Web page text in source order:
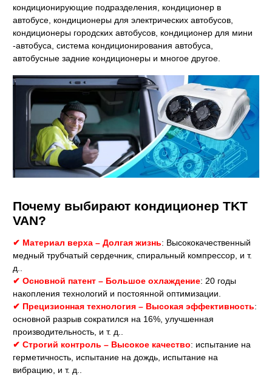
кондиционирующие подразделения, кондиционер в
автобусе, кондиционеры для электрических автобусов,
кондиционеры городских автобусов, кондиционер для мини
-автобуса, система кондиционирования автобуса,
автобусные задние кондиционеры и многое другое.
Почему выбирают кондиционер TKT
VAN?
✔ Материал верха – Долгая жизнь: Высококачественный
медный трубчатый сердечник, спиральный компрессор, и т.
д..
✔ Основной патент – Большое охлаждение: 20 годы
накопления технологий и постоянной оптимизации.
✔ Прецизионная технология – Высокая эффективность:
основной разрыв сократился на 16%, улучшенная
производительность, и т. д..
✔ Строгий контроль – Высокое качество: испытание на
герметичность, испытание на дождь, испытание на
вибрацию, и т. д..